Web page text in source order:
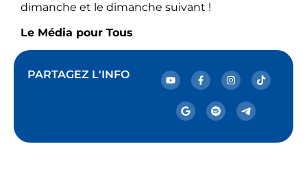
dimanche et le dimanche suivant !
Le Média pour Tous
PARTAGEZ L'INFO